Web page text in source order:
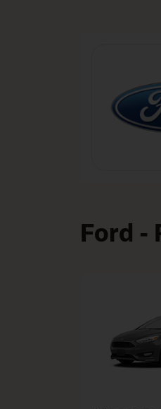
Ford -